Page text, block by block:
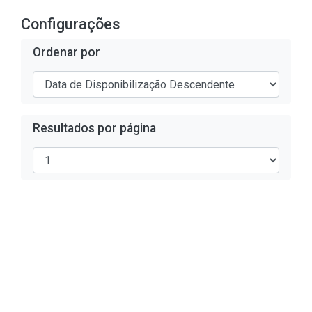
Configurações
Ordenar por
Resultados por página